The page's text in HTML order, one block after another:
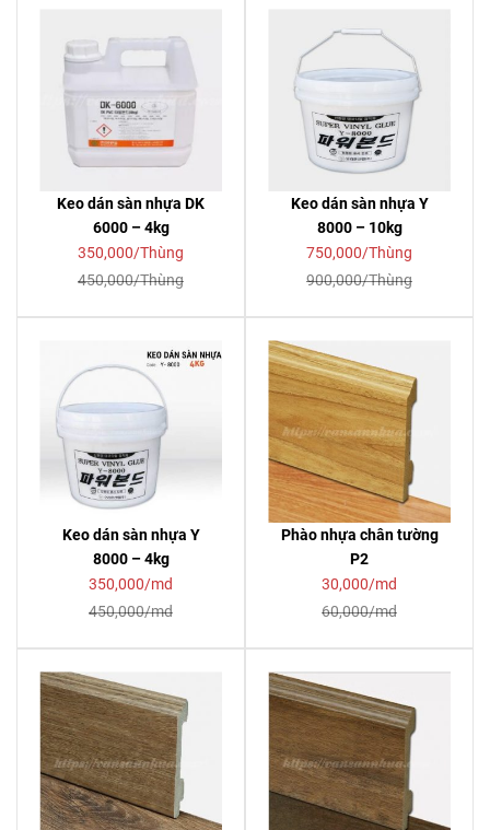
Keo dán sàn nhựa DK
6000 – 4kg
350,000/Thùng
450,000/Thùng
Keo dán sàn nhựa Y
8000 – 10kg
750,000/Thùng
900,000/Thùng
Keo dán sàn nhựa Y
8000 – 4kg
350,000/md
450,000/md
Phào nhựa chân tường
P2
30,000/md
60,000/md